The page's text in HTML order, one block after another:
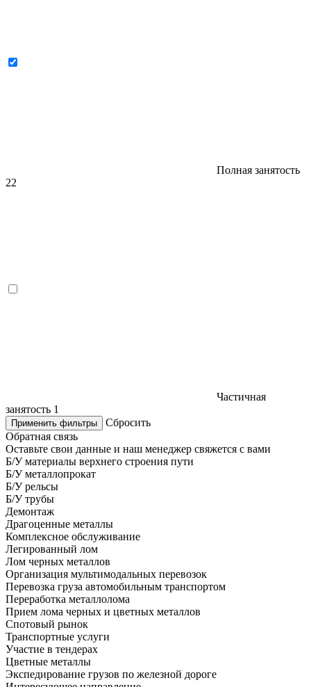
Полная занятость
22
Частичная
занятость 1
Применить фильтры
Сбросить
Обратная связь
Оставьте свои данные и наш менеджер свяжется с вами
Б/У материалы верхнего строения пути
Б/У металлопрокат
Б/У рельсы
Б/У трубы
Демонтаж
Драгоценные металлы
Комплексное обслуживание
Легированный лом
Лом черных металлов
Организация мультимодальных перевозок
Перевозка груза автомобильным транспортом
Переработка металлолома
Прием лома черных и цветных металлов
Спотовый рынок
Транспортные услуги
Участие в тендерах
Цветные металлы
Экспедирование грузов по железной дороге